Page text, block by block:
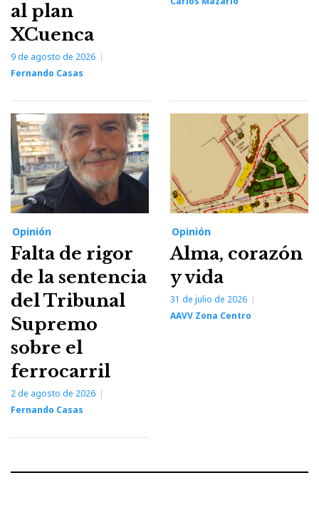
al plan
XCuenca
9 de agosto de 2026
Fernando Casas
Opinión
Falta de rigor
de la sentencia
del Tribunal
Supremo
sobre el
ferrocarril
2 de agosto de 2026
Fernando Casas
Opinión
Alma, corazón
y vida
31 de julio de 2026
AAVV Zona Centro